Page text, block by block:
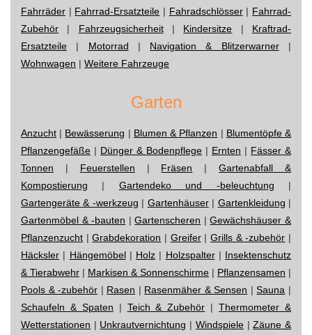
Fahrräder | Fahrrad-Ersatzteile | Fahradschlösser| Fahrrad-
Zubehör | Fahrzeugsicherheit| Kindersitze | Kraftrad-
Ersatzteile | Motorrad | Navigation & Blitzerwarner|
Wohnwagen | Weitere Fahrzeuge
Garten
Anzucht | Bewässerung | Blumen & Pflanzen | Blumentöpfe &
Pflanzengefäße | Dünger & Bodenpflege | Ernten | Fässer &
Tonnen | Feuerstellen | Fräsen |Gartenabfall &
Kompostierung | Gartendeko und -beleuchtung |
Gartengeräte & -werkzeug | Gartenhäuser| Gartenkleidung |
Gartenmöbel & -bauten |Gartenscheren |Gewächshäuser &
Pflanzenzucht |Grabdekoration | Greifer|Grills & -zubehör |
Häcksler | Hängemöbel| Holz | Holzspalter| Insektenschutz
& Tierabwehr | Markisen & Sonnenschirme | Pflanzensamen |
Pools & -zubehör | Rasen | Rasenmäher & Sensen |Sauna |
Schaufeln & Spaten | Teich & Zubehör |Thermometer &
Wetterstationen | Unkrautvernichtung | Windspiele|Zäune &